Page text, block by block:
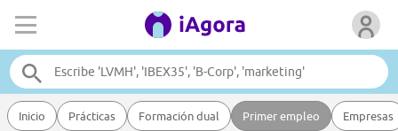
Inicio Prácticas Formación dual Primer empleo Empresas